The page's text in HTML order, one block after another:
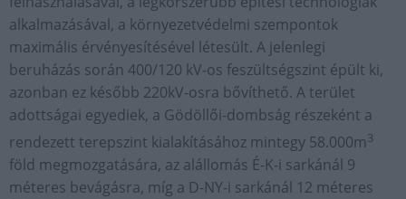
alkalmazásával, a környezetvédelmi szempontok
maximális érvényesítésével létesült. A jelenlegi
beruházás során 400/120 kV-os feszültségszint épült ki,
azonban ez később 220kV-osra bővíthető. A terület
adottságai egyediek, a Gödöllői-dombság részeként a
rendezett terepszint kialakításához mintegy 58.000m3
föld megmozgatására, az alállomás É-K-i sarkánál 9
méteres bevágásra, míg a D-NY-i sarkánál 12 méteres